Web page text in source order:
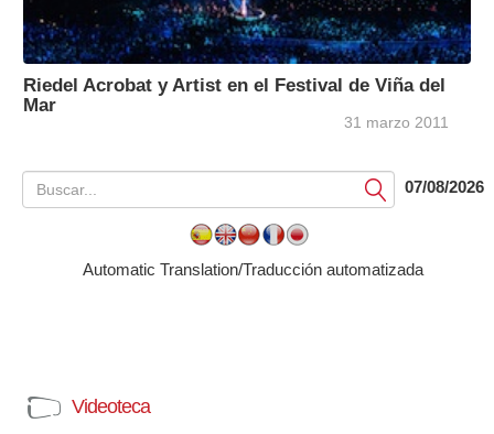
Riedel Acrobat y Artist en el Festival de Viña del
Mar
31 marzo 2011
Submit07/08/2026
Automatic Translation/Traducción automatizada
Videoteca